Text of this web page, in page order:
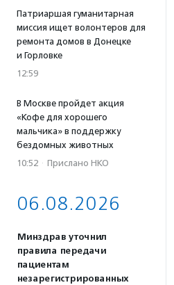
Патриаршая гуманитарная
миссия ищет волонтеров для
ремонта домов в Донецке
и Горловке
12:59
В Москве пройдет акция
«Кофе для хорошего
мальчика» в поддержку
бездомных животных
10:52 · Прислано НКО
06.08.2026
Минздрав уточнил
правила передачи
пациентам
незарегистрированных